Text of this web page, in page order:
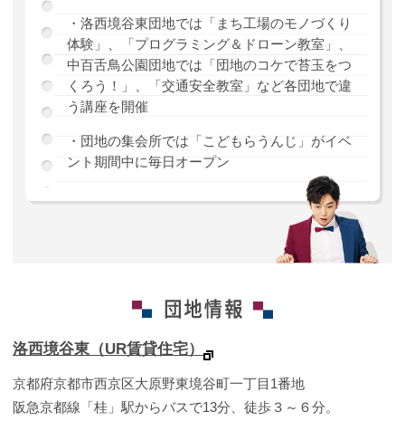
・洛西境谷東団地では「まち工場のモノづくり
体験」、「プログラミング＆ドローン教室」、
中百舌鳥公園団地では「団地のコケで苔玉をつ
くろう！」、「交通安全教室」など各団地で違
う講座を開催
・団地の集会所では「こどもらうんじ」がイベ
ント期間中に毎日オープン
洛西境谷東（UR賃貸住宅）
京都府京都市西京区大原野東境谷町一丁目1番地
阪急京都線「桂」駅からバスで13分、徒歩３～６分。